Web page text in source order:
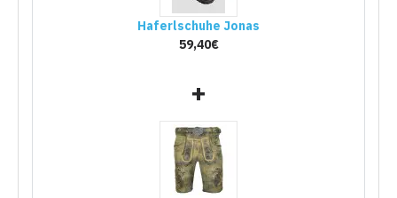
Haferlschuhe Jonas
59,40€
+